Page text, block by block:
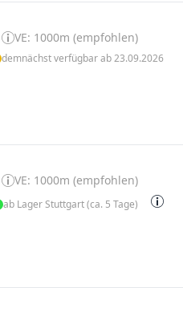
VE: 1000m (empfohlen)
demnächst verfügbar ab 23.09.2026
VE: 1000m (empfohlen)
ab Lager Stuttgart (ca. 5 Tage)